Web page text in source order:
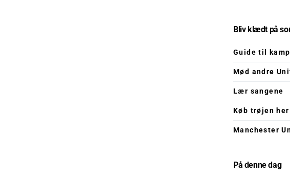
Bliv klædt på
Guide til
Mød andre
Lær sangene
Køb trøjen her
Manchester
På denne dag